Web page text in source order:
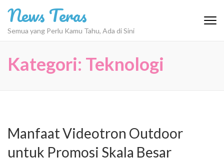
konten
News Teras
Semua yang Perlu Kamu Tahu, Ada di Sini
Kategori: Teknologi
Manfaat Videotron Outdoor
untuk Promosi Skala Besar